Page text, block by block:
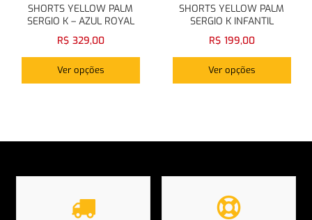
SHORTS YELLOW PALM
SERGIO K – AZUL ROYAL
R$ 329,00
Ver opções
SHORTS YELLOW PALM
SERGIO K INFANTIL
R$ 199,00
Ver opções